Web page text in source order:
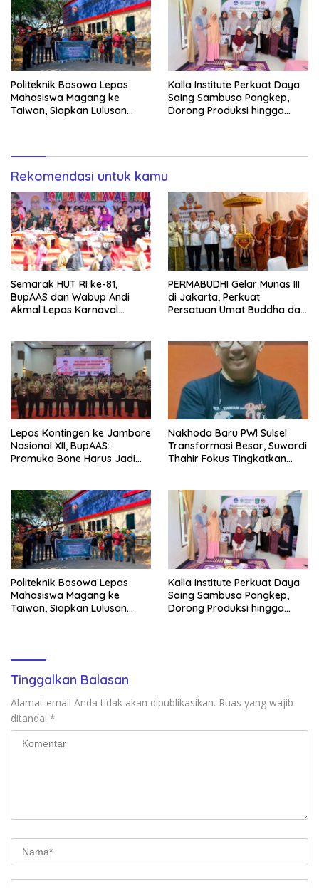
Politeknik Bosowa Lepas
Mahasiswa Magang ke
Taiwan, Siapkan Lulusan
Kalla Institute Perkuat Daya
Saing Sambusa Pangkep,
Dorong Produksi hingga
Rekomendasi untuk kamu
Semarak HUT RI ke-81,
BupAAS dan Wabup Andi
Akmal Lepas Karnaval
PERMABUDHI Gelar Munas III
di Jakarta, Perkuat
Persatuan Umat Buddha dan
Lepas Kontingen ke Jambore
Nasional XII, BupAAS:
Pramuka Bone Harus Jadi
Nakhoda Baru PWI Sulsel
Transformasi Besar, Suwardi
Thahir Fokus Tingkatkan
Politeknik Bosowa Lepas
Mahasiswa Magang ke
Taiwan, Siapkan Lulusan
Kalla Institute Perkuat Daya
Saing Sambusa Pangkep,
Dorong Produksi hingga
Tinggalkan Balasan
Alamat email Anda tidak akan dipublikasikan. Ruas yang wajib
ditandai *